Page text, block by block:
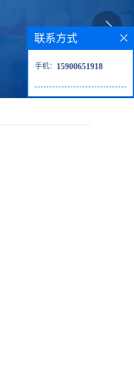
联系方式
手机： 15900651918